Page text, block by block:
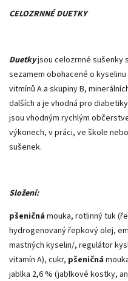
CELOZRNNÉ DUETKY
Duetkyjsou celozrnné sušenky
sezamem obohacené o
vitmínů A a skupiny B,
dalších a je vhodná pro
jsou vhodným rychlým
výkonech, v práci, ve škole
sušenek.
Složení:
pšeničná mouka, rotlinný tuk
hydrogenovaný řepkový olej,
mastných kyselin/, regulátor
vitamín A), cukr, pšeničná
jablka 2,6 % (jablkové kostky,